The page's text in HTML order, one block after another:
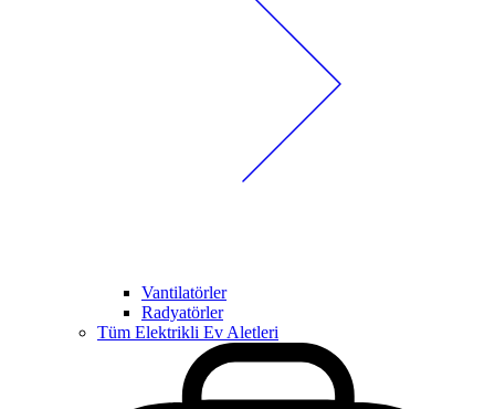
Vantilatörler
Radyatörler
Tüm Elektrikli Ev Aletleri